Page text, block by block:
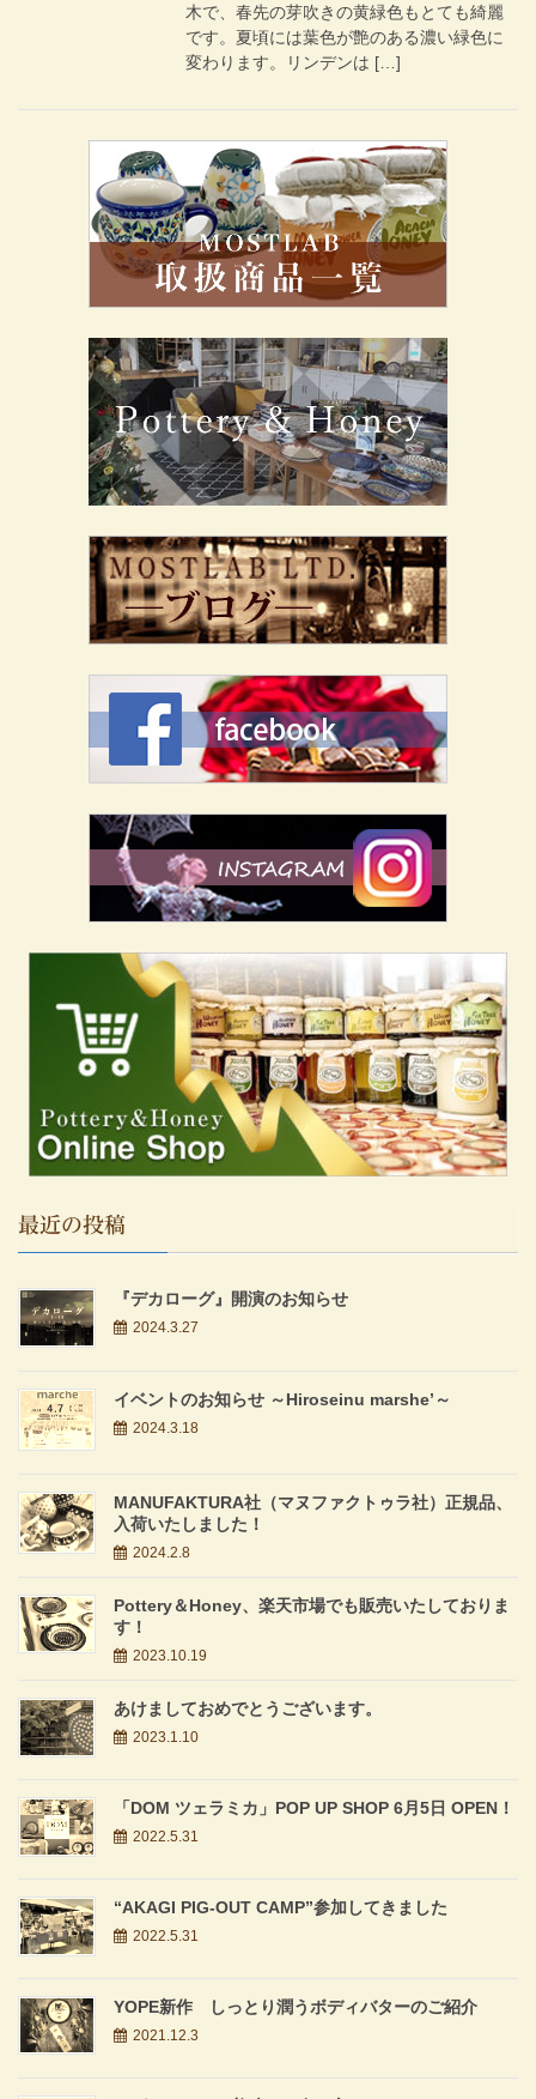
木で、春先の芽吹きの黄緑色もとても綺麗
です。夏頃には葉色が艶のある濃い緑色に
変わります。リンデンは […]
最近の投稿
『デカローグ』開演のお知らせ
2024.3.27
イベントのお知らせ ～Hiroseinu marshe’～
2024.3.18
MANUFAKTURA社（マヌファクトゥラ社）正規品、
入荷いたしました！
2024.2.8
Pottery＆Honey、楽天市場でも販売いたしておりま
す！
2023.10.19
あけましておめでとうございます。
2023.1.10
「DOM ツェラミカ」POP UP SHOP 6月5日 OPEN！
2022.5.31
“AKAGI PIG-OUT CAMP”参加してきました
2022.5.31
YOPE新作 しっとり潤うボディバターのご紹介
2021.12.3